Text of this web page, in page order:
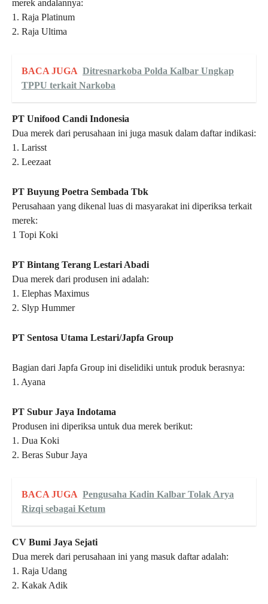
merek andalannya:
1. Raja Platinum
2. Raja Ultima
BACA JUGA Ditresnarkoba Polda Kalbar Ungkap
TPPU terkait Narkoba
PT Unifood Candi Indonesia
Dua merek dari perusahaan ini juga masuk dalam daftar indikasi:
1. Larisst
2. Leezaat
PT Buyung Poetra Sembada Tbk
Perusahaan yang dikenal luas di masyarakat ini diperiksa terkait
merek:
1 Topi Koki
PT Bintang Terang Lestari Abadi
Dua merek dari produsen ini adalah:
1. Elephas Maximus
2. Slyp Hummer
PT Sentosa Utama Lestari/Japfa Group
Bagian dari Japfa Group ini diselidiki untuk produk berasnya:
1. Ayana
PT Subur Jaya Indotama
Produsen ini diperiksa untuk dua merek berikut:
1. Dua Koki
2. Beras Subur Jaya
BACA JUGA Pengusaha Kadin Kalbar Tolak Arya
Rizqi sebagai Ketum
CV Bumi Jaya Sejati
Dua merek dari perusahaan ini yang masuk daftar adalah:
1. Raja Udang
2. Kakak Adik